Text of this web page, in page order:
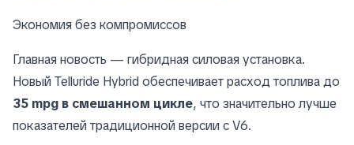
Экономия без компромиссов
Главная новость — гибридная силовая установка.
Новый Telluride Hybrid обеспечивает расход топлива до
35 mpg в смешанном цикле, что значительно лучше
показателей традиционной версии с V6.